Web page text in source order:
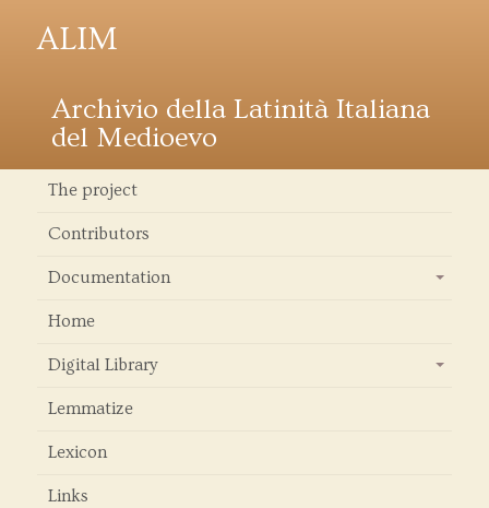
ALIM
Archivio della Latinità Italiana
del Medioevo
The project
Contributors
Documentation
Home
Digital Library
Lemmatize
Lexicon
Links